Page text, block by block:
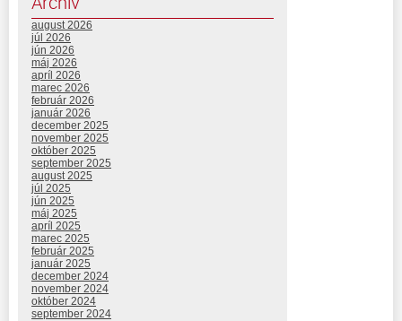
august 2026
júl 2026
jún 2026
máj 2026
apríl 2026
marec 2026
február 2026
január 2026
december 2025
november 2025
október 2025
september 2025
august 2025
júl 2025
jún 2025
máj 2025
apríl 2025
marec 2025
február 2025
január 2025
december 2024
november 2024
október 2024
september 2024